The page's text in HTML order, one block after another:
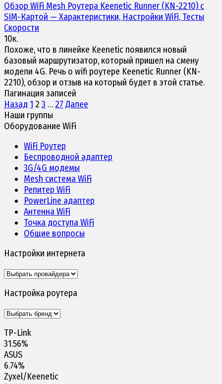
Обзор WiFi Mesh Роутера Keenetic Runner (KN-2210) с
SIM-Картой — Характеристики, Настройки WiFi, Тесты
Скорости
10к.
Похоже, что в линейке Keenetic появился новый
базовый маршрутизатор, который пришел на смену
модели 4G. Речь о wifi роутере Keenetic Runner (KN-
2210), обзор и отзыв на который будет в этой статье.
Пагинация записей
Назад 1 2 3 … 27 Далее
Наши группы
Оборудование WiFi
WiFi Роутер
Беспроводной адаптер
3G/4G модемы
Mesh система WiFi
Репитер WiFi
PowerLine адаптер
Антенна WiFi
Точка доступа WiFi
Общие вопросы
Настройки интернета
Настройка роутера
TP-Link
31.56%
ASUS
6.74%
Zyxel/Keenetic